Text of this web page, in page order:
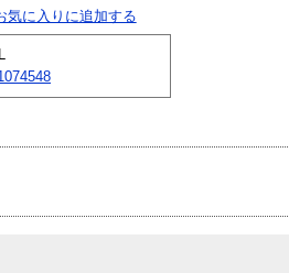
気に入りに追加する